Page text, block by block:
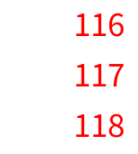
116
117
118